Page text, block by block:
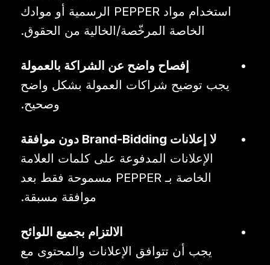
استخدام مواد PEPPER الرسمية أو موادك
الخاصة المرخّصة/الخالية من الحقوق.
إفصاح واضح عن الشراكة بالعمولة
يجب توضيح شراكات العمولة بشكل واضح
وصحيح.
لا إعلانات Brand-Bidding دون موافقة
الإعلانات المدفوعة على كلمات العلامة
الخاصة بـ PEPPER مسموحة فقط بعد
موافقة مسبقة.
الالتزام بجميع اللوائح
يجب أن تتوافق الإعلانات والمحتوى مع